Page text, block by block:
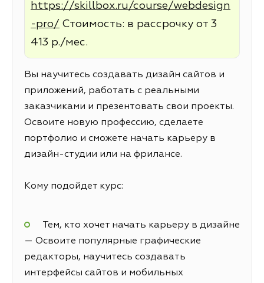
https://skillbox.ru/course/webdesign
-pro/ Стоимость: в рассрочку от 3
413 р./мес.
Вы научитесь создавать дизайн сайтов и
приложений, работать с реальными
заказчиками и презентовать свои проекты.
Освоите новую профессию, сделаете
портфолио и сможете начать карьеру в
дизайн-студии или на фрилансе.
Кому подойдет курс:
Тем, кто хочет начать карьеру в дизайне
— Освоите популярные графические
редакторы, научитесь создавать
интерфейсы сайтов и мобильных